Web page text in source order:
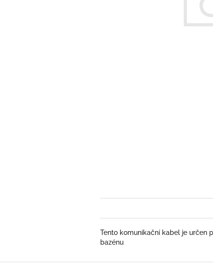
Tento komunikační kabel je určen
bazénu